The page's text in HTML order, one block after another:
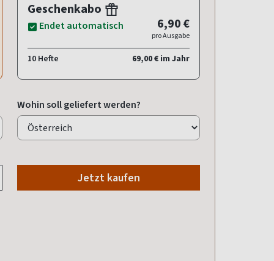
Geschenkabo
Endet automatisch 6,90 €
pro Ausgabe
10 Hefte 69,00 € im Jahr
Wohin soll geliefert werden?
Jetzt kaufen